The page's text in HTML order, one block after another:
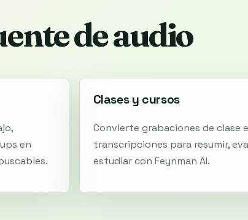
de audio
en
Clases y cursos
Convierte grabaciones de clase
transcripciones para resumir,
estudiar con Feynman AI.